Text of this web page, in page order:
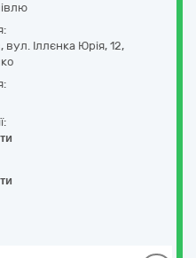
вул. Іллєнка Юрія, 12,